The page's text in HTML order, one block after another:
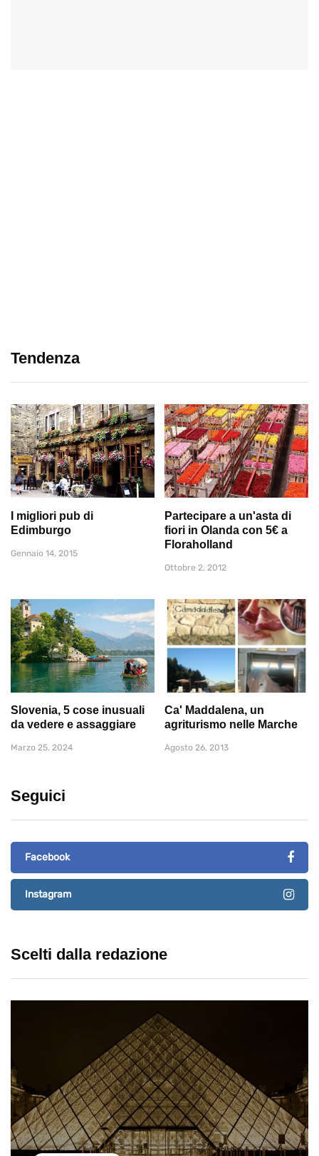
Tendenza
I migliori pub di
Edimburgo
Gennaio 14, 2015
Partecipare a un'asta di
fiori in Olanda con 5€ a
Floraholland
Ottobre 2, 2012
Slovenia, 5 cose inusuali
da vedere e assaggiare
Marzo 25, 2024
Ca' Maddalena, un
agriturismo nelle Marche
Agosto 26, 2013
Seguici
Facebook
Instagram
Scelti dalla redazione